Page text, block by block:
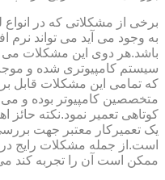
برخی از مشکلاتی که در
به وجود می آید می تواند
باشد.هر دوی این مشکلات می
سیستم کامپیوتری شده و
که تمامی این مشکلات
متخصصین کامپیوتر بوده و
کوتاهی تعمیر نمود.نکته حائز
یک تعمیرکار معتبر جهت
است.از جمله مشکلات رایج
ممکن است آن را تجربه کند